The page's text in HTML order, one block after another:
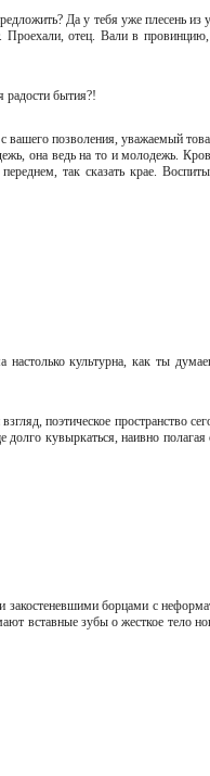
Да у тебя уже плесень из
Проехали, отец. Вали в
радости бытия?!
вашего позволения, уважаемый
она ведь на то и молодежь.
так сказать крае.
культурна, как ты
поэтическое пространство
кувыркаться, наивно полагая
закостеневшими борцами с
вставные зубы о жесткое тело